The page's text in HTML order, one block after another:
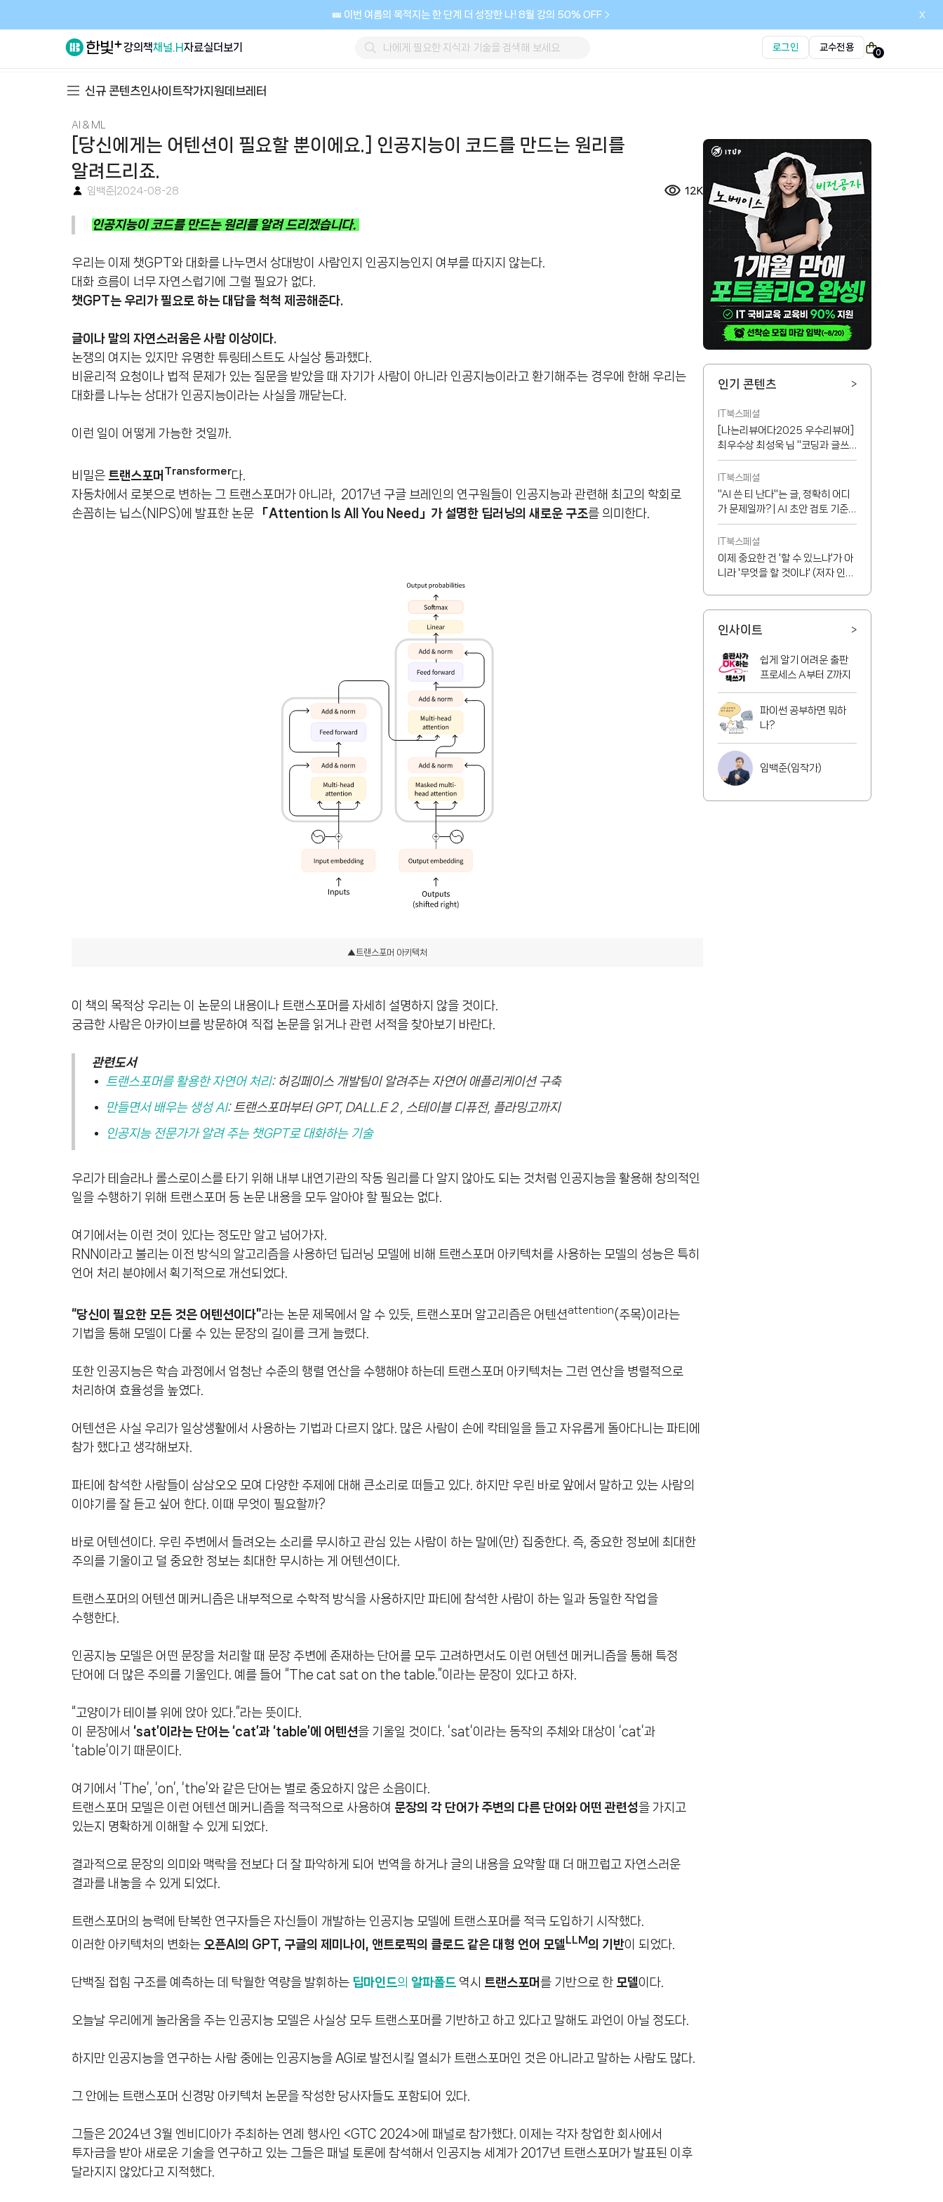
🎫 이번 여름의 목적지는 한 단계 더 성장한 나! 8월 강의 50% OFF x
강의책채널.H자료실더보기 로그인 교수전용
0
신규 콘텐츠인사이트작가지원데브레터
AI & ML
[당신에게는 어텐션이 필요할 뿐이에요.] 인공지능이 코드를 만드는 원리를
알려드리죠.
임백준| 2024-08-28 12K
인공지능이 코드를 만드는 원리를 알려 드리겠습니다.
우리는 이제 챗GPT와 대화를 나누면서 상대방이 사람인지 인공지능인지 여부를 따지지 않는다.
대화 흐름이 너무 자연스럽기에 그럴 필요가 없다.
챗GPT는 우리가 필요로 하는 대답을 척척 제공해준다.
글이나 말의 자연스러움은 사람 이상이다.
논쟁의 여지는 있지만 유명한 튜링테스트도 사실상 통과했다.
비윤리적 요청이나 법적 문제가 있는 질문을 받았을 때 자기가 사람이 아니라 인공지능이라고 환기해주는 경우에 한해 우리는
대화를 나누는 상대가 인공지능이라는 사실을 깨닫는다.
이런 일이 어떻게 가능한 것일까.
비밀은 트랜스포머 Transformer다.
자동차에서 로봇으로 변하는 그 트랜스포머가 아니라, 2017년 구글 브레인의 연구원들이 인공지능과 관련해 최고의 학회로
손꼽히는 닙스(NIPS)에 발표한 논문
「Attention Is All You Need」가 설명한 딥러닝의 새로운 구조를 의미한다.
▲트랜스포머 아키텍처
이 책의 목적상 우리는 이 논문의 내용이나 트랜스포머를 자세히 설명하지 않을 것이다.
궁금한 사람은 아카이브를 방문하여 직접 논문을 읽거나 관련 서적을 찾아보기 바란다.
관련도서
트랜스포머를 활용한 자연어 처리: 허깅페이스 개발팀이 알려주는 자연어 애플리케이션 구축
만들면서 배우는 생성 AI: 트랜스포머부터 GPT, DALL.E 2 , 스테이블 디퓨전, 플라밍고까지
인공지능 전문가가 알려 주는 챗GPT로 대화하는 기술
우리가 테슬라나 롤스로이스를 타기 위해 내부 내연기관의 작동 원리를 다 알지 않아도 되는 것처럼 인공지능을 활용해 창의적인
일을 수행하기 위해 트랜스포머 등 논문 내용을 모두 알아야 할 필요는 없다.
여기에서는 이런 것이 있다는 정도만 알고 넘어가자.
RNN이라고 불리는 이전 방식의 알고리즘을 사용하던 딥러닝 모델에 비해 트랜스포머 아키텍처를 사용하는 모델의 성능은 특히
언어 처리 분야에서 획기적으로 개선되었다.
“당신이 필요한 모든 것은 어텐션이다”라는 논문 제목에서 알 수 있듯, 트랜스포머 알고리즘은 어텐션attention(주목)이라는
기법을 통해 모델이 다룰 수 있는 문장의 길이를 크게 늘렸다.
또한 인공지능은 학습 과정에서 엄청난 수준의 행렬 연산을 수행해야 하는데 트랜스포머 아키텍처는 그런 연산을 병렬적으로
처리하여 효율성을 높였다.
어텐션은 사실 우리가 일상생활에서 사용하는 기법과 다르지 않다. 많은 사람이 손에 칵테일을 들고 자유롭게 돌아다니는 파티에
참가 했다고 생각해보자.
파티에 참석한 사람들이 삼삼오오 모여 다양한 주제에 대해 큰소리로 떠들고 있다. 하지만 우린 바로 앞에서 말하고 있는 사람의
이야기를 잘 듣고 싶어 한다. 이때 무엇이 필요할까?
바로 어텐션이다. 우린 주변에서 들려오는 소리를 무시하고 관심 있는 사람이 하는 말에(만) 집중한다. 즉, 중요한 정보에 최대한
주의를 기울이고 덜 중요한 정보는 최대한 무시하는 게 어텐션이다.
트랜스포머의 어텐션 메커니즘은 내부적으로 수학적 방식을 사용하지만 파티에 참석한 사람이 하는 일과 동일한 작업을
수행한다.
인공지능 모델은 어떤 문장을 처리할 때 문장 주변에 존재하는 단어를 모두 고려하면서도 이런 어텐션 메커니즘을 통해 특정
단어에 더 많은 주의를 기울인다. 예를 들어 “The cat sat on the table.”이라는 문장이 있다고 하자.
“고양이가 테이블 위에 앉아 있다.”라는 뜻이다.
이 문장에서 ‘sat’이라는 단어는 ‘cat’과 ‘table’에 어텐션을 기울일 것이다. ‘sat’이라는 동작의 주체와 대상이 ‘cat’과
‘table’이기 때문이다.
여기에서 ‘The’, ‘on’, ‘the’와 같은 단어는 별로 중요하지 않은 소음이다.
트랜스포머 모델은 이런 어텐션 메커니즘을 적극적으로 사용하여 문장의 각 단어가 주변의 다른 단어와 어떤 관련성을 가지고
있는지 명확하게 이해할 수 있게 되었다.
결과적으로 문장의 의미와 맥락을 전보다 더 잘 파악하게 되어 번역을 하거나 글의 내용을 요약할 때 더 매끄럽고 자연스러운
결과를 내놓을 수 있게 되었다.
트랜스포머의 능력에 탄복한 연구자들은 자신들이 개발하는 인공지능 모델에 트랜스포머를 적극 도입하기 시작했다.
이러한 아키텍처의 변화는 오픈AI의 GPT, 구글의 제미나이, 앤트로픽의 클로드 같은 대형 언어 모델 LLM의 기반이 되었다.
단백질 접힘 구조를 예측하는 데 탁월한 역량을 발휘하는 딥마인드의 알파폴드 역시 트랜스포머 를 기반으로 한 모델이다.
오늘날 우리에게 놀라움을 주는 인공지능 모델은 사실상 모두 트랜스포머를 기반하고 하고 있다고 말해도 과언이 아닐 정도다.
하지만 인공지능을 연구하는 사람 중에는 인공지능을 AGI로 발전시킬 열쇠가 트랜스포머인 것은 아니라고 말하는 사람도 많다.
그 안에는 트랜스포머 신경망 아키텍처 논문을 작성한 당사자들도 포함되어 있다.
그들은 2024년 3월 엔비디아가 주최하는 연례 행사인 <GTC 2024>에 패널로 참가했다. 이제는 각자 창업한 회사에서
투자금을 받아 새로운 기술을 연구하고 있는 그들은 패널 토론에 참석해서 인공지능 세계가 2017년 트랜스포머가 발표된 이후
달라지지 않았다고 지적했다.
인기 콘텐츠 >
IT북스페셜
[나는리뷰어다2025 우수리뷰어]
최우수상 최성욱 님 "코딩과 글쓰
기 능력이 반드시 서로 정비례하지
는 않지만...!"
IT북스페셜
"AI 쓴 티 난다"는 글, 정확히 어디
가 문제일까? | AI 초안 검토 기준
8가지
IT북스페셜
이제 중요한 건 '할 수 있느냐'가 아
니라 '무엇을 할 것이냐' (저자 인터
인사이트 >
쉽게 알기 어려운 출판
프로세스 A부터 Z까지
파이썬 공부하면 뭐하
나?
임백준(임작가)